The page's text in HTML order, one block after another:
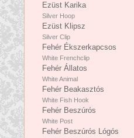
Ezüst Karika
Silver Hoop
Ezüst Klipsz
Silver Clip
Fehér Ékszerkapcsos
White Frenchclip
Fehér Állatos
White Animal
Fehér Beakasztós
White Fish Hook
Fehér Beszúrós
White Post
Fehér Beszúrós Lógós